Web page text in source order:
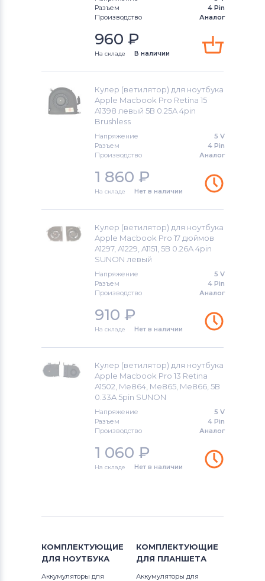
Разъем
4 Pin
Производство
Аналог
960 ₽
На складе В наличии
Кулер (ветилятор) для ноутбука
Apple Macbook Pro Retina 15
A1398 левый 5В 0.25A 4pin
Brushless
Напряжение
5 V
Разъем
4 Pin
Производство
Аналог
1 860 ₽
На складе Нет в наличии
Кулер (ветилятор) для ноутбука
Apple Macbook Pro 17 дюймов
A1297, A1229, A1151, 5В 0.26A 4pin
SUNON левый
Напряжение
5 V
Разъем
4 Pin
Производство
Аналог
910 ₽
На складе Нет в наличии
Кулер (ветилятор) для ноутбука
Apple Macbook Pro 13 Retina
A1502, Me864, Me865, Me866, 5В
0.33A 5pin SUNON
Напряжение
5 V
Разъем
4 Pin
Производство
Аналог
1 060 ₽
На складе Нет в наличии
КОМПЛЕКТУЮЩИЕ
ДЛЯ НОУТБУКА
Аккумуляторы для
КОМПЛЕКТУЮЩИЕ
ДЛЯ ПЛАНШЕТА
Аккумуляторы для